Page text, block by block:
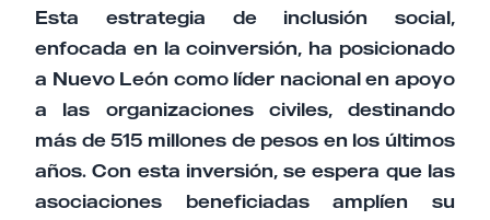
Esta estrategia de inclusión social,
enfocada en la coinversión, ha posicionado
a Nuevo León como líder nacional en apoyo
a las organizaciones civiles, destinando
más de 515 millones de pesos en los últimos
años. Con esta inversión, se espera que las
asociaciones beneficiadas amplíen su